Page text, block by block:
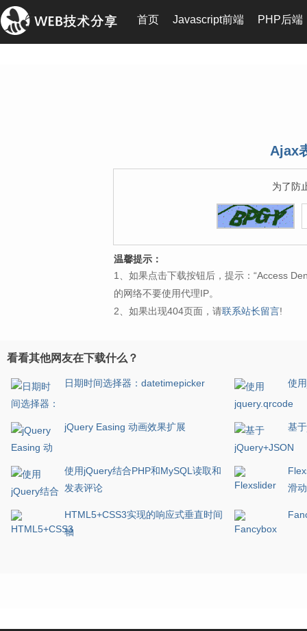
首页 Javascript前端 PHP后端
Ajax
为了防
温馨提示：
1、如果点击下载按钮后，提示：“Access
的网络不要使用代理IP。
2、如果出现404页面，请联系站长留言!
看看其他网友在下载什么？
日期时间选择器：datetimepicker 使
jQuery Easing 动画效果扩展 基
使用jQuery结合PHP和MySQL读取和
发表评论
滑
HTML5+CSS3实现的响应式垂直时间
轴